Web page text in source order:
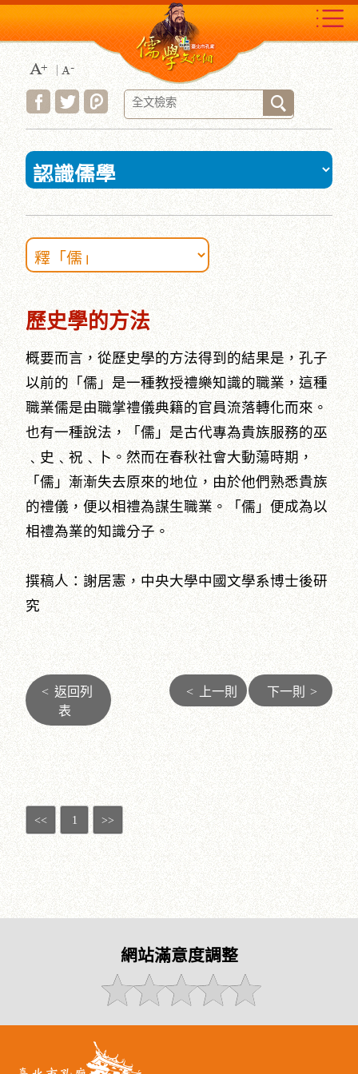
到
主
要
內
容
區
塊
:::
歷史學的方法
概要而言，從歷史學的方法得到的結果是，孔子
以前的「儒」是一種教授禮樂知識的職業，這種
職業儒是由職掌禮儀典籍的官員流落轉化而來。
也有一種說法，「儒」是古代專為貴族服務的巫
﹑史﹑祝﹑卜。然而在春秋社會大動蕩時期，
「儒」漸漸失去原來的地位，由於他們熟悉貴族
的禮儀，便以相禮為謀生職業。「儒」便成為以
相禮為業的知識分子。
撰稿人：謝居憲，中央大學中國文學系博士後研
究
< 返回列
表
< 上一則 下一則 >
<< 1 >>
網站滿意度調整